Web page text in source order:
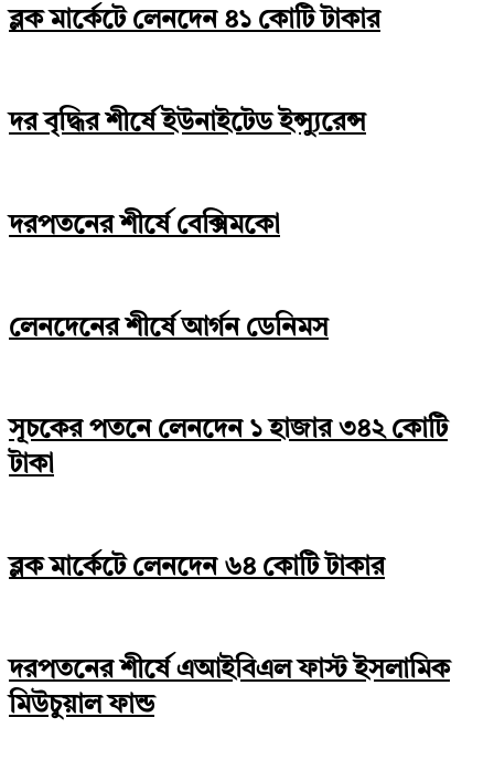
ব্লক মার্কেটে লেনদেন ৪১ কোটি টাকার
দর বৃদ্ধির শীর্ষে ইউনাইটেড ইন্স্যুরেন্স
দরপতনের শীর্ষে বেক্সিমকো
লেনদেনের শীর্ষে আর্গন ডেনিমস
সূচকের পতনে লেনদেন ১ হাজার ৩৪২ কোটি
টাকা
ব্লক মার্কেটে লেনদেন ৬৪ কোটি টাকার
দরপতনের শীর্ষে এআইবিএল ফাস্ট ইসলামিক
মিউচুয়াল ফান্ড